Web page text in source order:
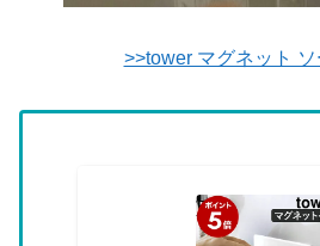
>>tower マグネット